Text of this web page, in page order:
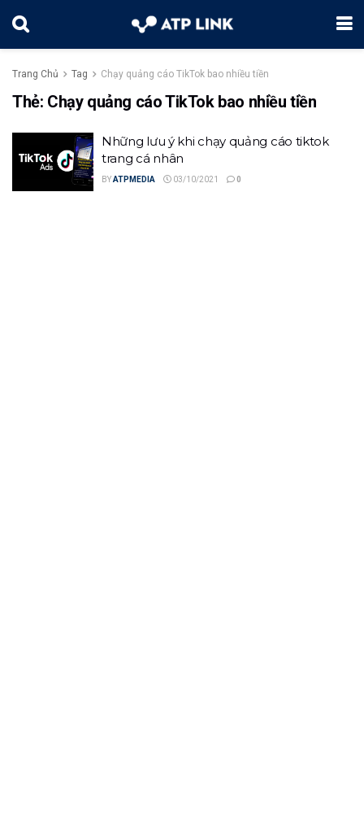
Trang Chủ Tag Chạy quảng cáo TikTok bao nhiều tiền
Thẻ: Chạy quảng cáo TikTok bao nhiều tiền
Những lưu ý khi chạy quảng cáo tiktok
trang cá nhân
BYATPMEDIA 03/10/2021 0